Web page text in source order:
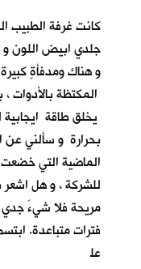
كانت غرفة الطبيب
جلدي ابيض اللون و
و هناك ومدفأةٍ
المكتظة
يخلق طاقة
بحرارة و سألني
الماضية التي
للشركة ، و هل
مريحة فلا شيءَ
فترات متباعدة.
عل